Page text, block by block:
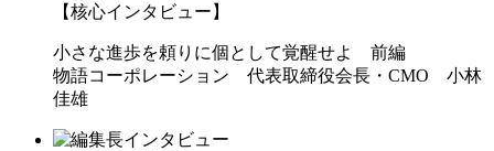
【核心インタビュー】
小さな進歩を頼りに個として覚醒せよ 前編
物語コーポレーション 代表取締役会長・CMO 小林
佳雄